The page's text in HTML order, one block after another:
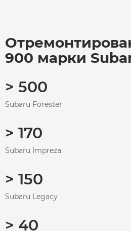
900 марки
> 500
Subaru Forester
> 170
Subaru Impreza
> 150
Subaru Legacy
> 40